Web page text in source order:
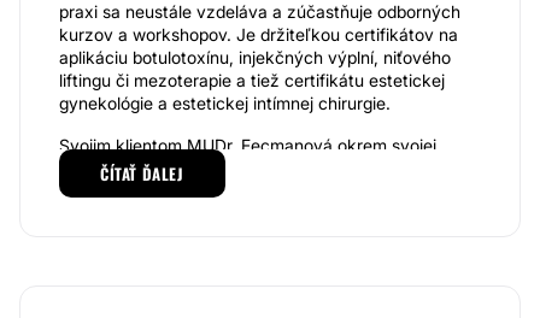
praxi sa neustále vzdeláva a zúčastňuje odborných
kurzov a workshopov. Je držiteľkou certifikátov na
aplikáciu botulotoxínu, injekčných výplní, niťového
liftingu či mezoterapie a tiež certifikátu estetickej
gynekológie a estetickej intímnej chirurgie.
Svojim klientom MUDr. Fecmanová okrem svojej
odbornosti a skúseností ponúka aj vysoko
individuálny, ľudský a najmä diskrétny prístup. Vďaka
ČÍTAŤ ĎALEJ